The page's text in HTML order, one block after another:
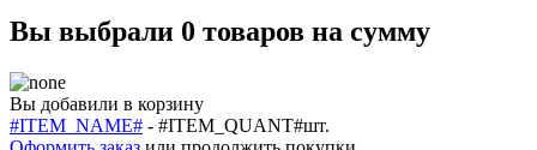
Вы выбрали 0 товаров на сумму
Вы добавили в корзину
#ITEM_NAME# - #ITEM_QUANT#шт.